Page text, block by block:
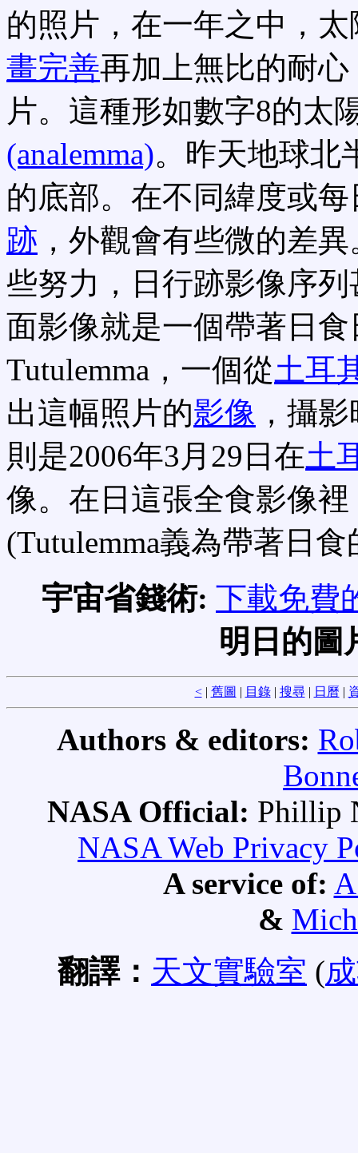
的照片，在一年之中，
畫完善再加上無比的耐
片。這種形如數字8的太
(analemma)。昨天地球北
的底部。在不同緯度或
跡 ，外觀會有些微的差
些努力，日行跡影像序
面影像就是一個帶著日食
Tutulemma，一個從土耳
出這幅照片的影像 ，攝
則是2006年3月29日在土
像。在日這張全食影像
(Tutulemma義為帶著日
宇宙省錢術: 下載免費
明日的
<| 舊圖 | 目錄| 搜尋| 日曆 |
Authors & editors:
NASA Official: Phillip
NASA Web Privacy
A service of:
&
翻譯： 天文實驗室 (